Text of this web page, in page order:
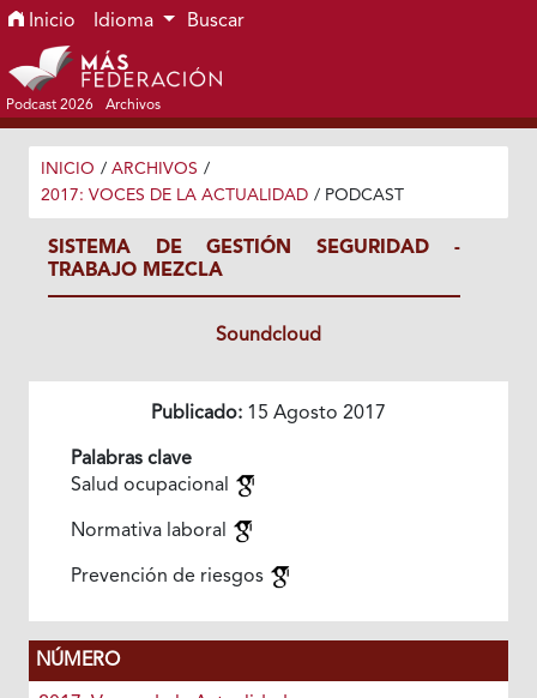
Ir al menú de navegación principal
Ir al contenido principal
Ir al pie de página del sitio
Inicio Idioma Buscar
Podcast 2026 Archivos
INICIO / ARCHIVOS /
2017: VOCES DE LA ACTUALIDAD / PODCAST
SISTEMA DE GESTIÓN SEGURIDAD -
TRABAJO MEZCLA
Soundcloud
Publicado: 15 Agosto 2017
Palabras clave
Salud ocupacional
Normativa laboral
Prevención de riesgos
NÚMERO